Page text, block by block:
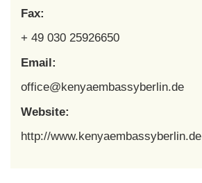
Fax:
+ 49 030 25926650
Email:
office@kenyaembassyberlin.de
Website:
http://www.kenyaembassyberlin.de